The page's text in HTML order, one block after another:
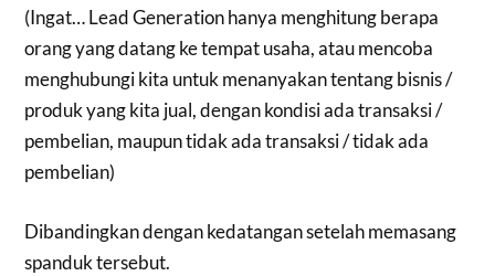
(Ingat… Lead Generation hanya menghitung berapa
orang yang datang ke tempat usaha, atau mencoba
menghubungi kita untuk menanyakan tentang bisnis /
produk yang kita jual, dengan kondisi ada transaksi /
pembelian, maupun tidak ada transaksi / tidak ada
pembelian)
Dibandingkan dengan kedatangan setelah memasang
spanduk tersebut.